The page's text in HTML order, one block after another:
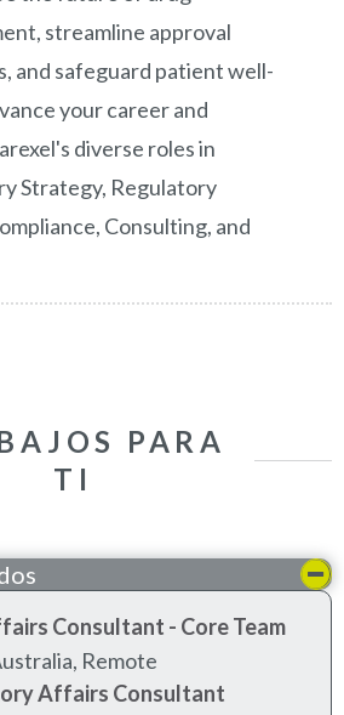
streamline approval
and safeguard patient well-
your career and
diverse roles in
Strategy, Regulatory
Consulting, and
PARA
TI
Consultant - Core Team
Remote
Affairs Consultant